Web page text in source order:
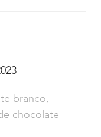
branco,
chocolate